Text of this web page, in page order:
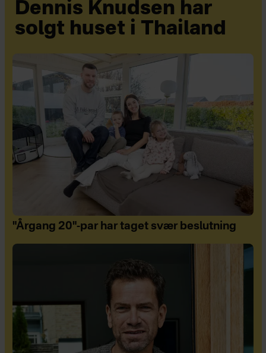
Dennis Knudsen har
solgt huset i Thailand
"Årgang 20"-par har taget svær beslutning